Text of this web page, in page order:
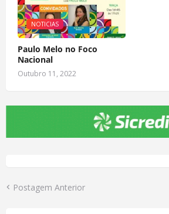
NOTICIAS
Paulo Melo no Foco
Nacional
Outubro 11, 2022
Postagem Anterior